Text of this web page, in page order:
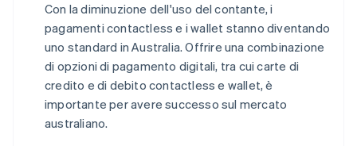
Con la diminuzione dell'uso del contante, i
pagamenti contactless e i wallet stanno diventando
uno standard in Australia. Offrire una combinazione
di opzioni di pagamento digitali, tra cui carte di
credito e di debito contactless e wallet, è
importante per avere successo sul mercato
australiano.